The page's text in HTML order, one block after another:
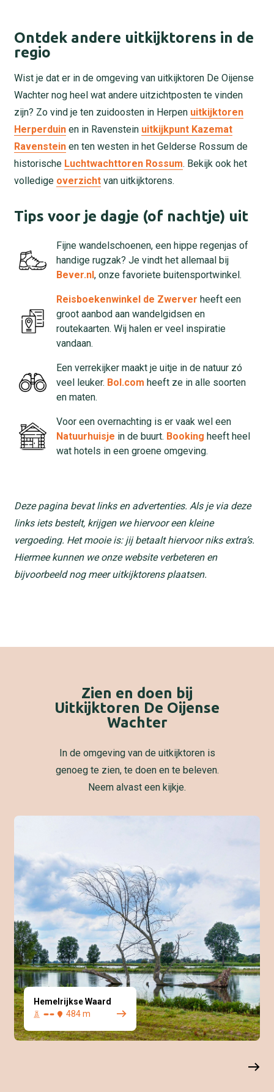
Ontdek andere uitkijktorens in de
regio
Wist je dat er in de omgeving van uitkijktoren De Oijense
Wachter nog heel wat andere uitzichtposten te vinden
zijn? Zo vind je ten zuidoosten in Herpen uitkijktoren
Herperduin en in Ravenstein uitkijkpunt Kazemat
Ravenstein en ten westen in het Gelderse Rossum de
historische Luchtwachttoren Rossum. Bekijk ook het
volledige overzicht van uitkijktorens.
Tips voor je dagje (of nachtje) uit
Fijne wandelschoenen, een hippe regenjas of
handige rugzak? Je vindt het allemaal bij
Bever.nl, onze favoriete buitensportwinkel.
Reisboekenwinkel de Zwerver heeft een
groot aanbod aan wandelgidsen en
routekaarten. Wij halen er veel inspiratie
vandaan.
Een verrekijker maakt je uitje in de natuur zó
veel leuker. Bol.com heeft ze in alle soorten
en maten.
Voor een overnachting is er vaak wel een
Natuurhuisje in de buurt. Booking heeft heel
wat hotels in een groene omgeving.
Deze pagina bevat links en advertenties. Als je via deze
links iets bestelt, krijgen we hiervoor een kleine
vergoeding. Het mooie is: jij betaalt hiervoor niks extra’s.
Hiermee kunnen we onze website verbeteren en
bijvoorbeeld nog meer uitkijktorens plaatsen.
Zien en doen bij
Uitkijktoren De Oijense
Wachter
In de omgeving van de uitkijktoren is
genoeg te zien, te doen en te beleven.
Neem alvast een kijkje.
Hemelrijkse Waard
484 m